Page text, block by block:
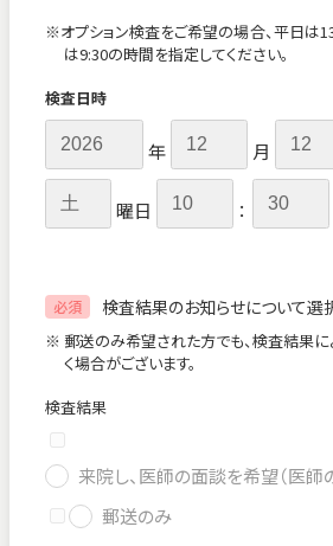
※オプション検査をご希望の場合、平日は
は9:30の時間を指定してください。
検査日時
年 月
曜日 ：
必須 検査結果のお知らせについて選択
※ 郵送のみ希望された方でも、検査結果に
く場合がございます。
検査結果
来院し、医師の面談を希望（医師
郵送のみ